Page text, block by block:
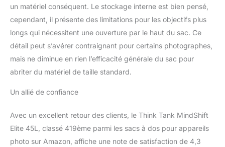
un matériel conséquent. Le stockage interne est bien pensé,
cependant, il présente des limitations pour les objectifs plus
longs qui nécessitent une ouverture par le haut du sac. Ce
détail peut s’avérer contraignant pour certains photographes,
mais ne diminue en rien l’efficacité générale du sac pour
abriter du matériel de taille standard.
Un allié de confiance
Avec un excellent retour des clients, le Think Tank MindShift
Elite 45L, classé 419ème parmi les sacs à dos pour appareils
photo sur Amazon, affiche une note de satisfaction de 4,3